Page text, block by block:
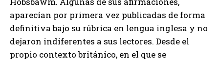
aparecían por primera vez publicadas de forma
definitiva bajo su rúbrica en lengua inglesa y no
dejaron indiferentes a sus lectores. Desde el
propio contexto británico, en el que se